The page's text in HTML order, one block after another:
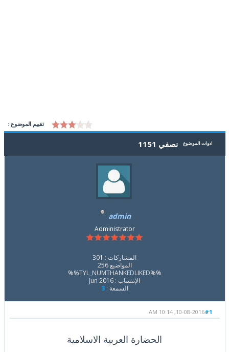
تقييم الموضوع :
ادوات الموضوع نصفي 1151
admin
Administrator
المشاركات : 301
المواضيع 256
%%TYL_NUMTHANKEDLIKED%%
الإنتساب : Jun 2016
السمعة :3
#1
10-08-2016, 10:14 AM
الحضارة العربية الاسلامية